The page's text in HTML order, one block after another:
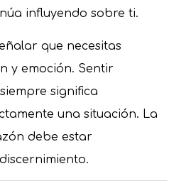
influyendo sobre ti.
que necesitas
y emoción. Sentir
significa
una situación. La
debe estar